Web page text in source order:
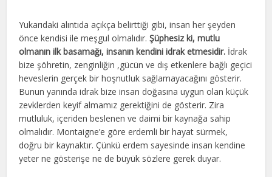
Yukarıdaki alıntıda açıkça belirttiği gibi, insan her şeyden
önce kendisi ile meşgul olmalıdır.Şüphesiz ki, mutlu
olmanın ilk basamağı, insanın kendini idrak etmesidir. İdrak
bize şöhretin, zenginliğin ,gücün ve dış etkenlere bağlı geçici
heveslerin gerçek bir hoşnutluk sağlamayacağını gösterir.
Bunun yanında idrak bize insan doğasına uygun olan küçük
zevklerden keyif almamız gerektiğini de gösterir. Zira
mutluluk, içeriden beslenen ve daimi bir kaynağa sahip
olmalıdır. Montaigne’e göre erdemli bir hayat sürmek,
doğru bir kaynaktır. Çünkü erdem sayesinde insan kendine
yeter ne gösterişe ne de büyük sözlere gerek duyar.